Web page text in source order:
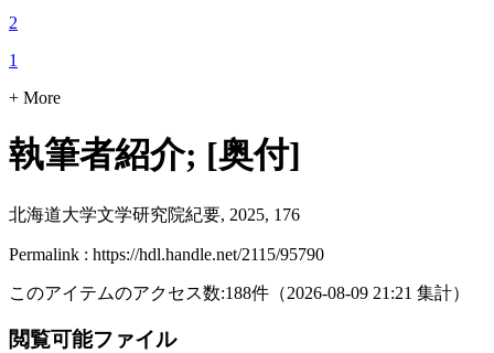
2
1
+ More
執筆者紹介; [奥付]
北海道大学文学研究院紀要, 2025, 176
Permalink : https://hdl.handle.net/2115/95790
このアイテムのアクセス数:188件 （2026-08-09 21:21 集計）
閲覧可能ファイル